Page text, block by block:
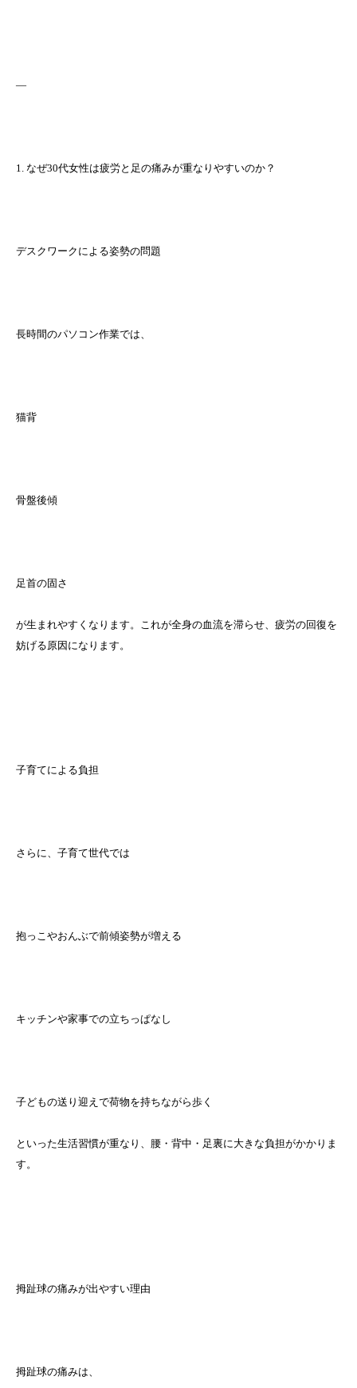
—
1. なぜ30代女性は疲労と足の痛みが重なりやすいのか？
デスクワークによる姿勢の問題
長時間のパソコン作業では、
猫背
骨盤後傾
足首の固さ
が生まれやすくなります。これが全身の血流を滞らせ、疲労の回復を
妨げる原因になります。
子育てによる負担
さらに、子育て世代では
抱っこやおんぶで前傾姿勢が増える
キッチンや家事での立ちっぱなし
子どもの送り迎えで荷物を持ちながら歩く
といった生活習慣が重なり、腰・背中・足裏に大きな負担がかかりま
す。
拇趾球の痛みが出やすい理由
拇趾球の痛みは、